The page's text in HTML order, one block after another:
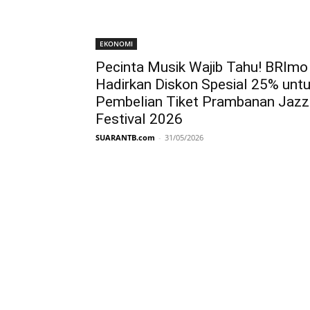
EKONOMI
Pecinta Musik Wajib Tahu! BRImo
Hadirkan Diskon Spesial 25%
Pembelian Tiket Prambanan Jazz
Festival 2026
SUARANTB.com - 31/05/2026